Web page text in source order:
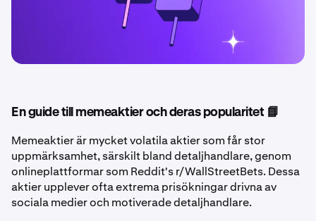
En guide till memeaktier och deras popularitet 📘
Memeaktier är mycket volatila aktier som får stor
uppmärksamhet, särskilt bland detaljhandlare, genom
onlineplattformar som Reddit's r/WallStreetBets. Dessa
aktier upplever ofta extrema prisökningar drivna av
sociala medier och motiverade detaljhandlare.